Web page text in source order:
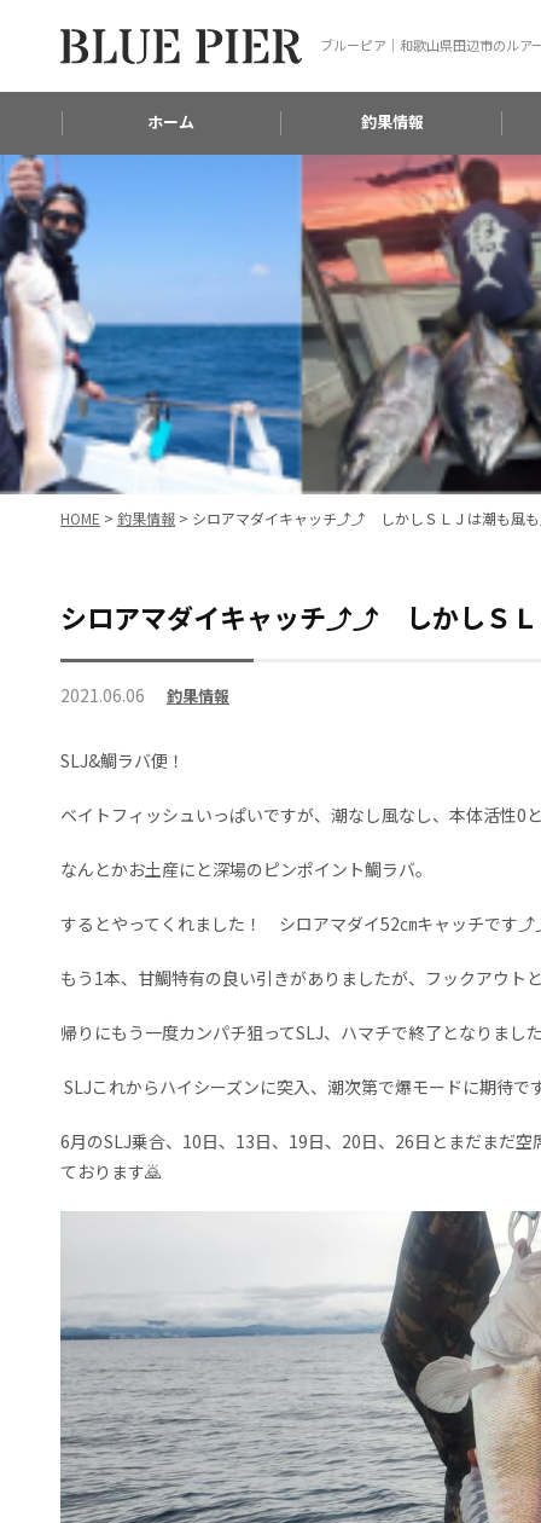
ブルーピア｜和歌山県田辺市のルア
ホーム 釣果情報
HOME > 釣果情報 > シロアマダイキャッチ⤴⤴ しかしＳＬＪは潮も風
シロアマダイキャッチ⤴⤴ しかしＳ
2021.06.06 釣果情報
SLJ&鯛ラバ便！
ベイトフィッシュいっぱいですが、潮なし風なし、本体活性
なんとかお土産にと深場のピンポイント鯛ラバ。
するとやってくれました！ シロアマダイ52㎝キャッチです
もう1本、甘鯛特有の良い引きがありましたが、フックアウト
帰りにもう一度カンパチ狙ってSLJ、ハマチで終了となりまし
SLJこれからハイシーズンに突入、潮次第で爆モードに期待で
6月のSLJ乗合、10日、13日、19日、20日、26日とまだまだ
ております🙇